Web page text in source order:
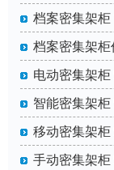
档案密集架柜
档案密集架柜
电动密集架柜
智能密集架柜
移动密集架柜
手动密集架柜